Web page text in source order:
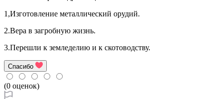
1,Изготовление металлический орудий.
2.Вера в загробную жизнь.
3.Перешли к земледелию и к скотоводству.
Спасибо
(0 оценок)